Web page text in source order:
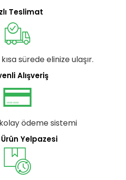
Teslimat
sürede elinize ulaşır.
Alışveriş
ödeme sistemi
Yelpazesi